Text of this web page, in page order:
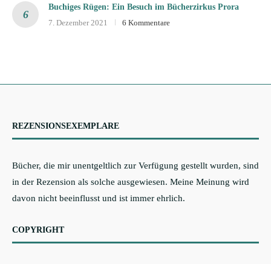
Buchiges Rügen: Ein Besuch im Bücherzirkus Prora
7. Dezember 2021
6 Kommentare
REZENSIONSEXEMPLARE
Bücher, die mir unentgeltlich zur Verfügung gestellt wurden, sind
in der Rezension als solche ausgewiesen. Meine Meinung wird
davon nicht beeinflusst und ist immer ehrlich.
COPYRIGHT